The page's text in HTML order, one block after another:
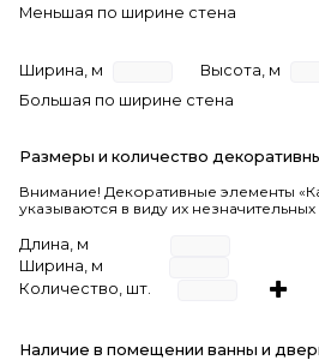
Меньшая по ширине стена
Ширина, м
Высота, м
Большая по ширине стена
Размеры и количество
Внимание! Декоративные элементы
указываются в виду их
Длина, м
Ширина, м
Количество, шт.
Наличие в помещении ванны и